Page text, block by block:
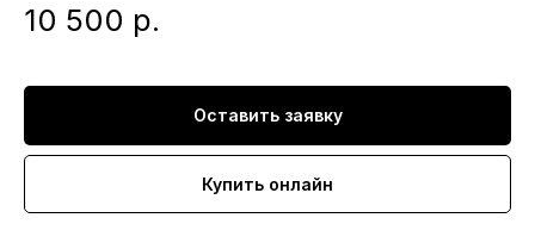
10 500 р.
Оставить заявку
Купить онлайн